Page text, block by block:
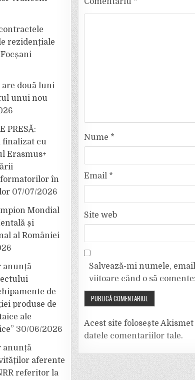
Nume *
Email *
Site web
Salvează-mi numele,
viitoare când o să
Acest site folosește
datele comentariilor tale.
rezidențiale
două luni
unui nou
PRESĂ:
finalizat cu
Erasmus+
în
07/07/2026
Mondial
și
al României
anunță
de
produse de
ale
30/06/2026
anunță
aferente
referitor la